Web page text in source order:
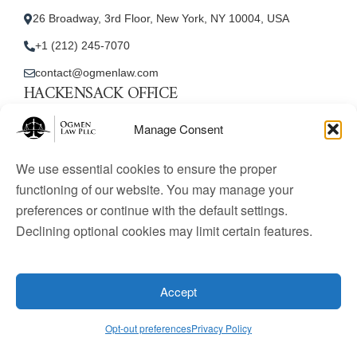
Manage Consent
We use essential cookies to ensure the proper
functioning of our website. You may manage your
preferences or continue with the default settings.
Declining optional cookies may limit certain features.
Accept
Opt-out preferencesPrivacy Policy
26 Broadway, 3rd Floor, New York, NY 10004, USA
+1 (212) 245-7070
contact@ogmenlaw.com
HACKENSACK OFFICE
New Jersey Office
contact@ogmenlaw.com
content is for informational purposes only and does not
constitute legal advice.